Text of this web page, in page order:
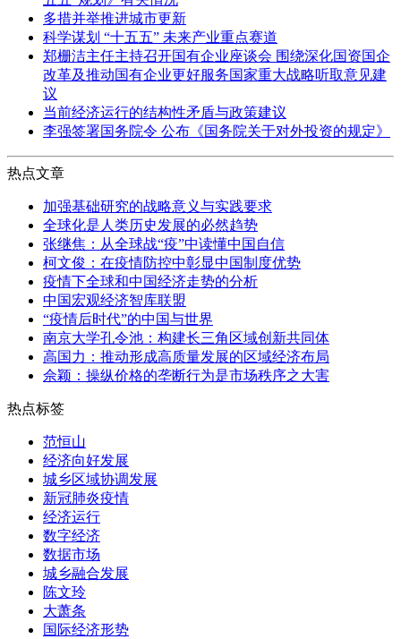
多措并举推进城市更新
科学谋划 “十五五” 未来产业重点赛道
郑栅洁主任主持召开国有企业座谈会 围绕深化国资国企
改革及推动国有企业更好服务国家重大战略听取意见建
议
当前经济运行的结构性矛盾与政策建议
李强签署国务院令 公布《国务院关于对外投资的规定》
热点文章
加强基础研究的战略意义与实践要求
全球化是人类历史发展的必然趋势
张继焦：从全球战“疫”中读懂中国自信
柯文俊：在疫情防控中彰显中国制度优势
疫情下全球和中国经济走势的分析
中国宏观经济智库联盟
“疫情后时代”的中国与世界
南京大学孔令池：构建长三角区域创新共同体
高国力：推动形成高质量发展的区域经济布局
佘颖：操纵价格的垄断行为是市场秩序之大害
热点标签
范恒山
经济向好发展
城乡区域协调发展
新冠肺炎疫情
经济运行
数字经济
数据市场
城乡融合发展
陈文玲
大萧条
国际经济形势